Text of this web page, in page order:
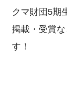
クマ財団5期
掲載・受賞
す！